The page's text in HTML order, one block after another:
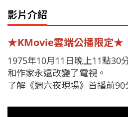
影片介紹
★KMovie雲端公播限定★
1975年10月11日晚上11點30
和作家永遠改變了電視。
了解《週六夜現場》首播前90